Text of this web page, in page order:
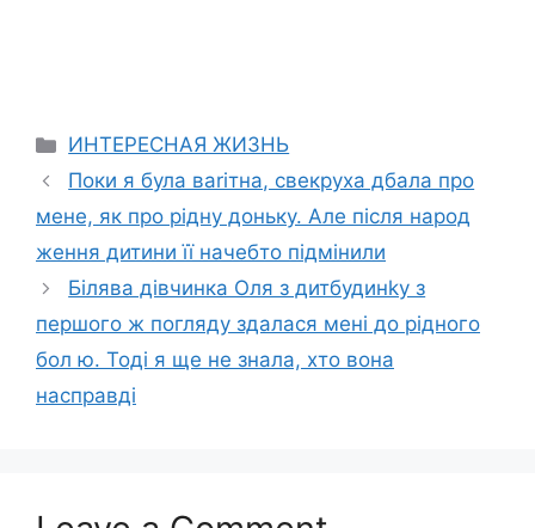
Categories
ИНТЕРЕСНАЯ ЖИЗНЬ
Поки я була ваrітна, свекруха дбала про
мене, як про рідну доньку. Але після народ
ження дитини її начебто підмінили
Білява дівчинка Оля з дитбудинkу з
першого ж погляду здалася мені до рідного
бол ю. Тоді я ще не знала, хто вона
насправді